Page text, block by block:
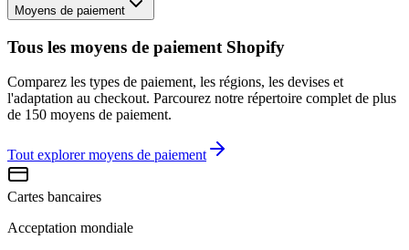
Moyens de paiement
Tous les moyens de paiement Shopify
Comparez les types de paiement, les régions, les devises et
l'adaptation au checkout. Parcourez notre répertoire complet de plus
de 150 moyens de paiement.
Tout explorer moyens de paiement
Cartes bancaires
Acceptation mondiale